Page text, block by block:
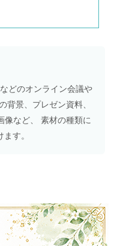
どのオンライン会議や
背景、プレゼン資料、
像など、 素材の種類に
す。